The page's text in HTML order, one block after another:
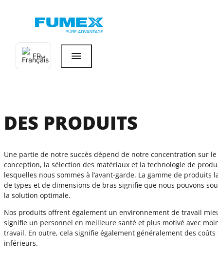
FR
DES PRODUITS
Une partie de notre succès dépend de notre concentration sur
conception, la sélection des matériaux et la technologie de
lesquelles nous sommes à l’avant-garde. La gamme de
de types et de dimensions de bras signifie que nous pouvons
la solution optimale.
Nos produits offrent également un environnement de travail
signifie un personnel en meilleure santé et plus motivé avec
travail. En outre, cela signifie également généralement des coûts
inférieurs.